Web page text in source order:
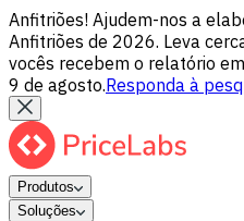
Anfitriões! Ajudem-nos a
Anfitriões de 2026. Leva
vocês recebem o relatório
9 de agosto.Responda à
Produtos
Soluções